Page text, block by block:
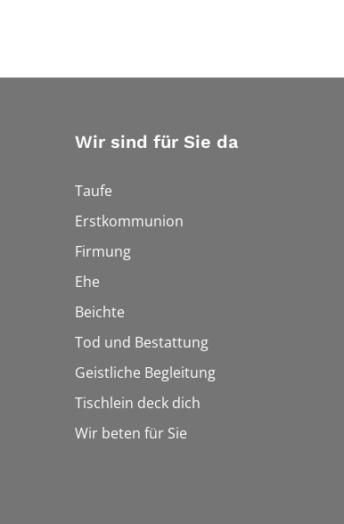
Wir sind für Sie da
Taufe
Erstkommunion
Firmung
Ehe
Beichte
Tod und Bestattung
Geistliche Begleitung
Tischlein deck dich
Wir beten für Sie